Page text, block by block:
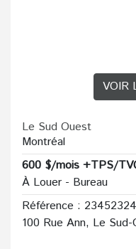
VOIR
Le Sud Ouest
Montréal
600 $/mois +TPS/
À Louer - Bureau
Référence : 23452324
100 Rue Ann, Le